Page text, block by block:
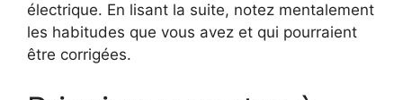
électrique. En lisant la suite, notez mentalement
les habitudes que vous avez et qui pourraient
être corrigées.